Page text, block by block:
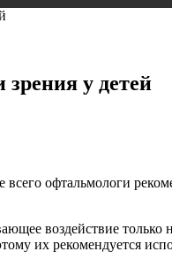
у детей
всего офтальмологи
воздействие
их рекомендуется